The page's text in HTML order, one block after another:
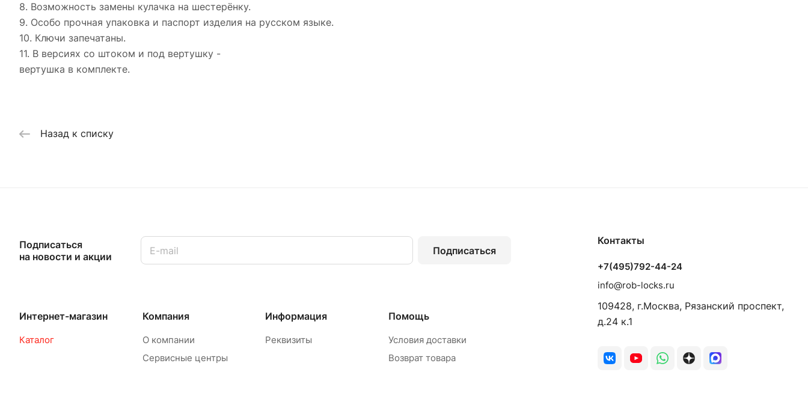
8. Возможность замены кулачка на шестерёнку.
9. Особо прочная упаковка и паспорт изделия на русском языке.
10. Ключи запечатаны.
11. В версиях со штоком и под вертушку -
вертушка в комплекте.
Назад к списку
Подписаться
на новости и акции
Подписаться
Интернет-магазин
Каталог
Компания
О компании
Сервисные центры
Информация
Реквизиты
Помощь
Условия доставки
Возврат товара
Контакты
+7(495)792-44-24
info@rob-locks.ru
109428, г.Москва, Рязанский проспект,
д.24 к.1